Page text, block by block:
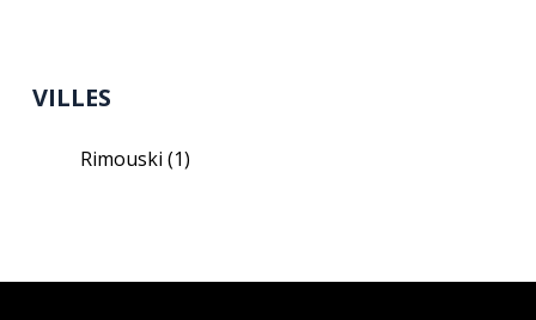
VILLES
Rimouski(1)